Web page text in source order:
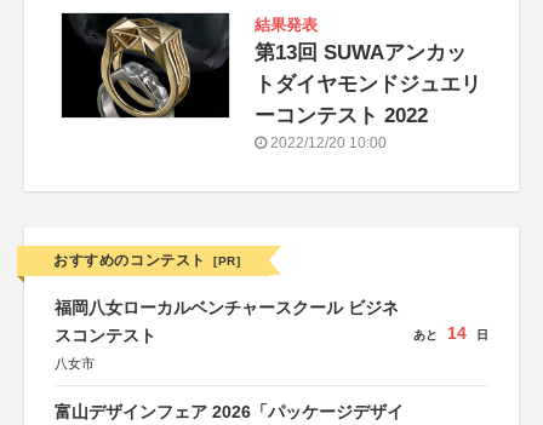
結果発表
第13回 SUWAアンカッ
トダイヤモンドジュエリ
ーコンテスト 2022
2022/12/20 10:00
おすすめのコンテスト [PR]
福岡八女ローカルベンチャースクール ビジネ
スコンテスト
八女市
あと 14 日
富山デザインフェア 2026「パッケージデザイ